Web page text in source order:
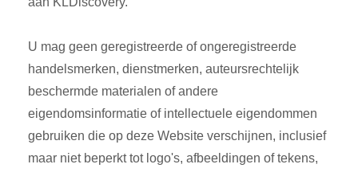
U mag geen geregistreerde of ongeregistreerde
handelsmerken, dienstmerken, auteursrechtelijk
beschermde materialen of andere
eigendomsinformatie of intellectuele eigendommen
gebruiken die op deze Website verschijnen, inclusief
maar niet beperkt tot logo's, afbeeldingen of tekens,